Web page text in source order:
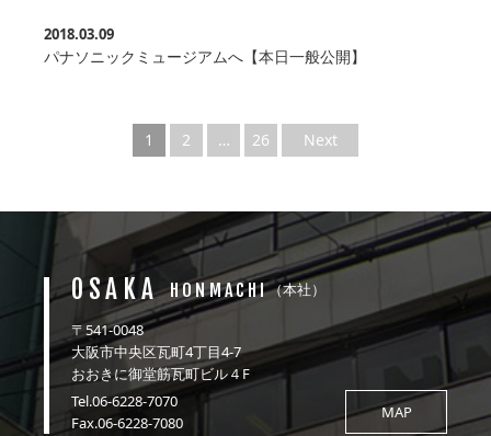
2018.03.09
パナソニックミュージアムへ【本日一般公開】
1 2 … 26 Next
OSAKA HONMACHI（本社）
〒541-0048
大阪市中央区瓦町4丁目4-7
おおきに御堂筋瓦町ビル４F
Tel.06-6228-7070
Fax.06-6228-7080
MAP